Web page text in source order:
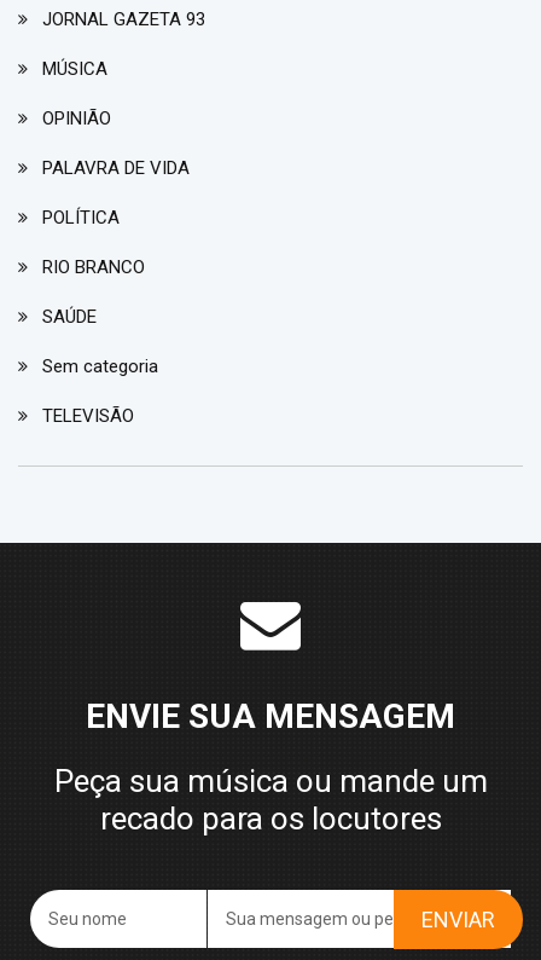
JORNAL GAZETA 93
MÚSICA
OPINIÃO
PALAVRA DE VIDA
POLÍTICA
RIO BRANCO
SAÚDE
Sem categoria
TELEVISÃO
ENVIE SUA MENSAGEM
Peça sua música ou mande um
recado para os locutores
ENVIAR